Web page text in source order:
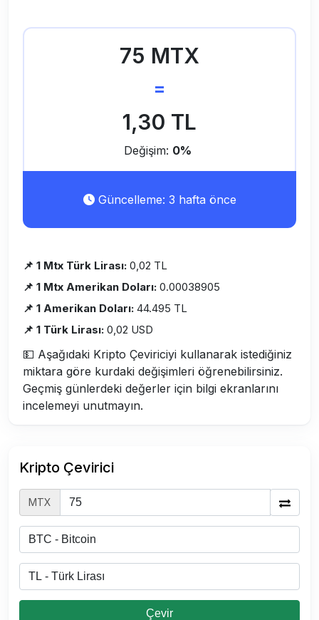
75 MTX
=
1,30 TL
Değişim: 0%
Güncelleme: 3 hafta önce
📌 1 Mtx Türk Lirası: 0,02 TL
📌 1 Mtx Amerikan Doları: 0.00038905
📌 1 Amerikan Doları: 44.495 TL
📌 1 Türk Lirası: 0,02 USD
💵 Aşağıdaki Kripto Çeviriciyi kullanarak istediğiniz
miktara göre kurdaki değişimleri öğrenebilirsiniz.
Geçmiş günlerdeki değerler için bilgi ekranlarını
incelemeyi unutmayın.
Kripto Çevirici
MTX
Çevir